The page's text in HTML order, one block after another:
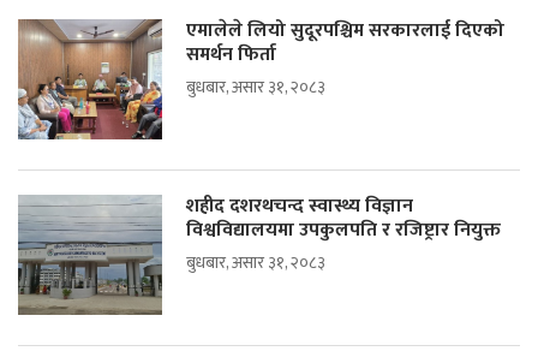
एमालेले लियो सुदूरपश्चिम सरकारलाई दिएको
समर्थन फिर्ता
बुधबार, असार ३१, २०८३
शहीद दशरथचन्द स्वास्थ्य विज्ञान
विश्वविद्यालयमा उपकुलपति र रजिष्ट्रार नियुक्त
बुधबार, असार ३१, २०८३